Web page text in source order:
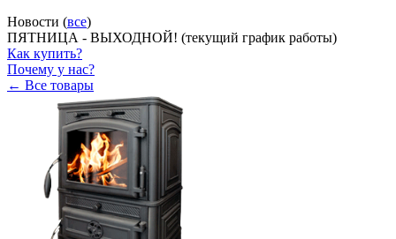
Новости (все)
ПЯТНИЦА - ВЫХОДНОЙ! (текущий график работы)
Как купить?
Почему у нас?
← Все товары